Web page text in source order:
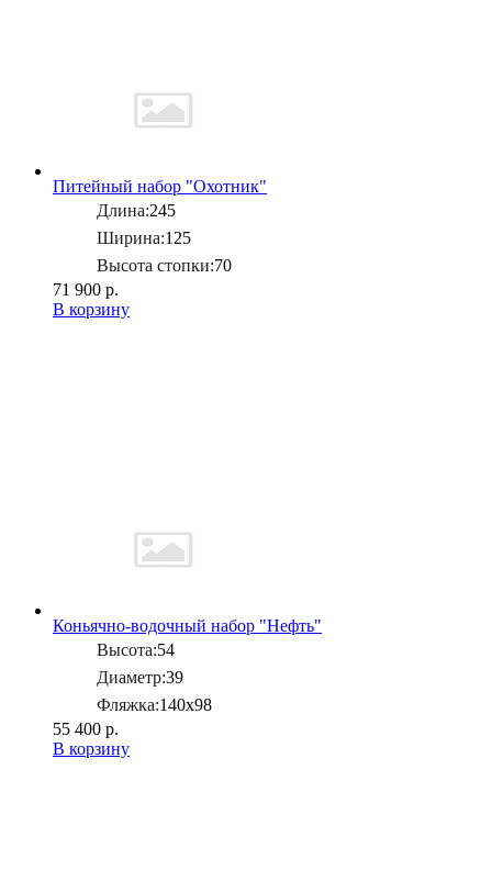
Питейный набор "Охотник"
Длина:245
Ширина:125
Высота стопки:70
71 900 р.
В корзину
Коньячно-водочный набор "Нефть"
Высота:54
Диаметр:39
Фляжка:140х98
55 400 р.
В корзину